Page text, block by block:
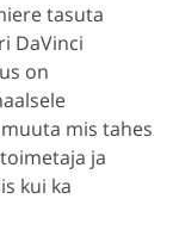
tasuta
DaVinci
on
mis tahes
ja
kui ka